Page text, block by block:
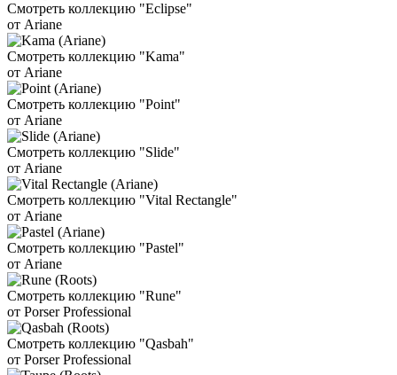
Смотреть коллекцию "Eclipse"
от Ariane
Смотреть коллекцию "Kama"
от Ariane
Смотреть коллекцию "Point"
от Ariane
Смотреть коллекцию "Slide"
от Ariane
Смотреть коллекцию "Vital Rectangle"
от Ariane
Смотреть коллекцию "Pastel"
от Ariane
Смотреть коллекцию "Rune"
от Porser Professional
Смотреть коллекцию "Qasbah"
от Porser Professional